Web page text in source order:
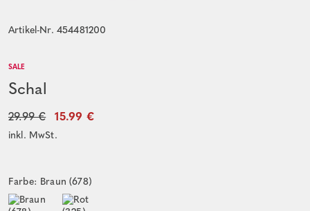
Artikel-Nr. 454481200
SALE
Schal
29.99 € 15.99 €
inkl. MwSt.
Farbe: Braun (678)